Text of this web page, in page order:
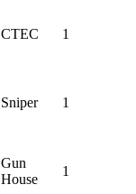
CTEC 1
Sniper 1
Gun
House
1